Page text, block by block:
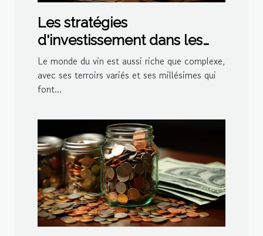
Les stratégies
d'investissement dans les
vins primeurs
Le monde du vin est aussi riche que complexe,
avec ses terroirs variés et ses millésimes qui
font...